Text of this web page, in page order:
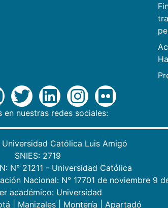
en nuestras redes sociales:
Universidad Católica Luis Amigó
SNIES: 2719
N° 21211 - Universidad Católica
Nacional: N° 17701 de noviembre 9
académico: Universidad
Manizales Montería Apartadó